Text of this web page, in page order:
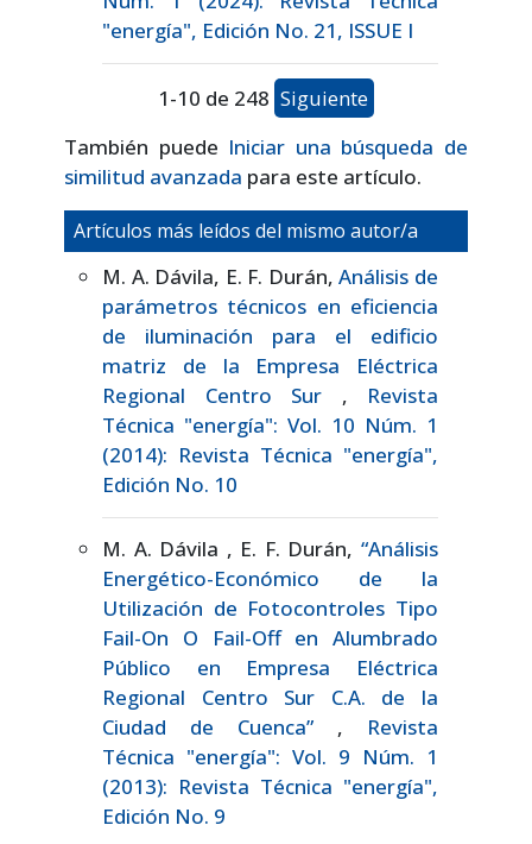
"energía", Edición No. 21, ISSUE I
1-10 de 248 Siguiente
También puede Iniciar una búsqueda de
similitud avanzada para este artículo.
Artículos más leídos del mismo autor/a
M. A. Dávila, E. F. Durán,Análisis de
parámetros técnicos en eficiencia
de iluminación para el edificio
matriz de la Empresa Eléctrica
Regional Centro Sur , Revista
Técnica "energía": Vol. 10 Núm. 1
(2014): Revista Técnica "energía",
Edición No. 10
M. A. Dávila , E. F. Durán, “Análisis
Energético-Económico de la
Utilización de Fotocontroles Tipo
Fail-On O Fail-Off en Alumbrado
Público en Empresa Eléctrica
Regional Centro Sur C.A. de la
Ciudad de Cuenca” , Revista
Técnica "energía": Vol. 9 Núm. 1
(2013): Revista Técnica "energía",
Edición No. 9